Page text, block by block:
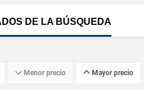
DE LA BÚSQUEDA
Menor precio Mayor precio